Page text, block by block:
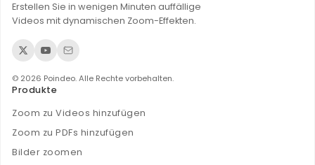
Erstellen Sie in wenigen Minuten auffällige
Videos mit dynamischen Zoom-Effekten.
© 2026 Poindeo. Alle Rechte vorbehalten.
Produkte
Zoom zu Videos hinzufügen
Zoom zu PDFs hinzufügen
Bilder zoomen